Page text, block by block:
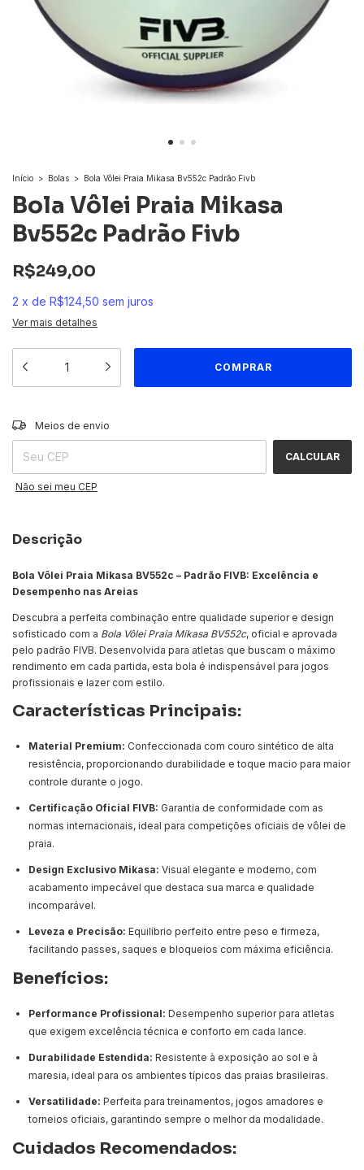
Início > Bolas > Bola Vôlei Praia Mikasa Bv552c Padrão Fivb
Bola Vôlei Praia Mikasa
Bv552c Padrão Fivb
R$249,00
2 x de R$124,50 sem juros
Ver mais detalhes
Entregas para o CEP:
Meios de envio
CALCULAR
Não sei meu CEP
Descrição
Bola Vôlei Praia Mikasa BV552c – Padrão FIVB: Excelência e
Desempenho nas Areias
Descubra a perfeita combinação entre qualidade superior e design
sofisticado com a Bola Vôlei Praia Mikasa BV552c, oficial e aprovada
pelo padrão FIVB. Desenvolvida para atletas que buscam o máximo
rendimento em cada partida, esta bola é indispensável para jogos
profissionais e lazer com estilo.
Características Principais:
Material Premium: Confeccionada com couro sintético de alta
resistência, proporcionando durabilidade e toque macio para maior
controle durante o jogo.
Certificação Oficial FIVB: Garantia de conformidade com as
normas internacionais, ideal para competições oficiais de vôlei de
praia.
Design Exclusivo Mikasa: Visual elegante e moderno, com
acabamento impecável que destaca sua marca e qualidade
incomparável.
Leveza e Precisão: Equilíbrio perfeito entre peso e firmeza,
facilitando passes, saques e bloqueios com máxima eficiência.
Benefícios:
Performance Profissional: Desempenho superior para atletas
que exigem excelência técnica e conforto em cada lance.
Durabilidade Estendida: Resistente à exposição ao sol e à
maresia, ideal para os ambientes típicos das praias brasileiras.
Versatilidade: Perfeita para treinamentos, jogos amadores e
torneios oficiais, garantindo sempre o melhor da modalidade.
Cuidados Recomendados: